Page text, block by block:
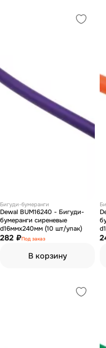
Бигуди-бумеранги
Dewal BUM16240 - Бигуди-
бумеранги сиреневые
d16ммх240мм (10 шт/упак)
282 ₽Под заказ
В корзину